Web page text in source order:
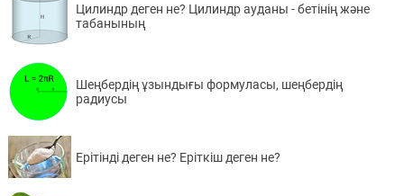
Цилиндр деген не? Цилиндр ауданы - бетінің және
табанының
Шеңбердің ұзындығы формуласы, шеңбердің
радиусы
Ерітінді деген не? Еріткіш деген не?